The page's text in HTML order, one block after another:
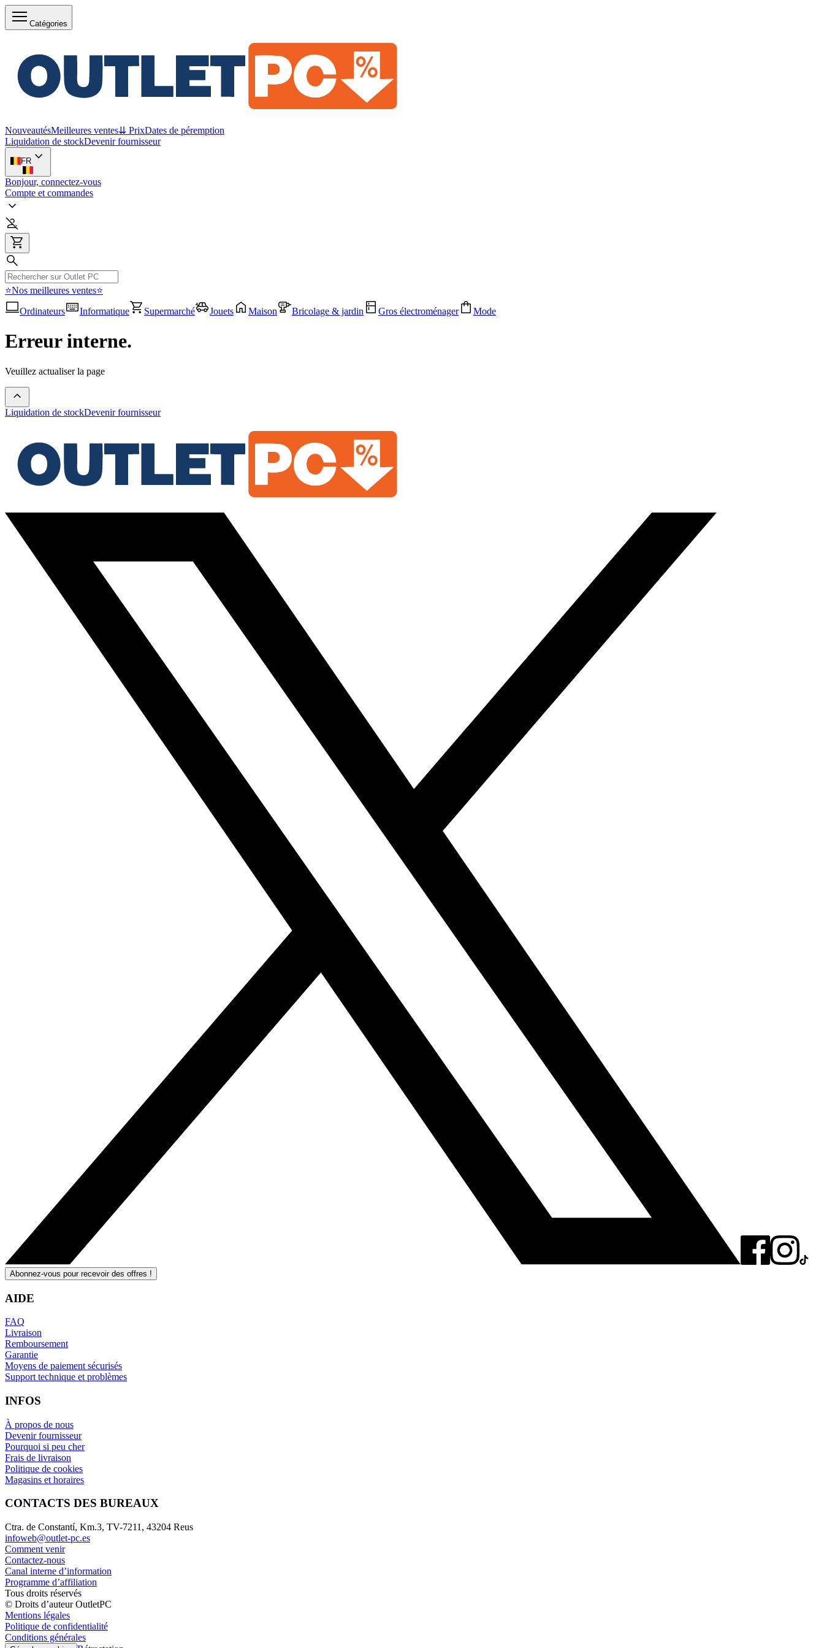
Catégories
NouveautésMeilleures ventes⇊ PrixDates de péremption
Liquidation de stockDevenir fournisseur
FR
Bonjour, connectez-vous
Compte et commandes
⭐Nos meilleures ventes⭐
Ordinateurs
Informatique Supermarché Jouets Maison Bricolage & jardin Gros électroménager Mode
Erreur interne.
Veuillez actualiser la page
Liquidation de stockDevenir fournisseur
Abonnez-vous pour recevoir des offres !
AIDE
FAQ
Livraison
Remboursement
Garantie
Moyens de paiement sécurisés
Support technique et problèmes
INFOS
À propos de nous
Devenir fournisseur
Pourquoi si peu cher
Frais de livraison
Politique de cookies
Magasins et horaires
CONTACTS DES BUREAUX
Ctra. de Constantí, Km.3, TV-7211, 43204 Reus
infoweb@outlet-pc.es
Comment venir
Contactez-nous
Canal interne d’information
Programme d’affiliation
Tous droits réservés
© Droits d’auteur OutletPC
Mentions légales
Politique de confidentialité
Conditions générales